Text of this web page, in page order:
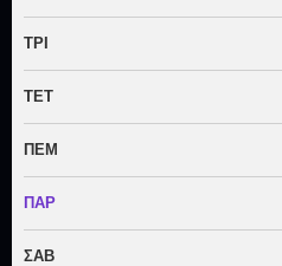
ΤΡΙ
ΤΕΤ
ΠΕΜ
ΠΑΡ
ΣΑΒ